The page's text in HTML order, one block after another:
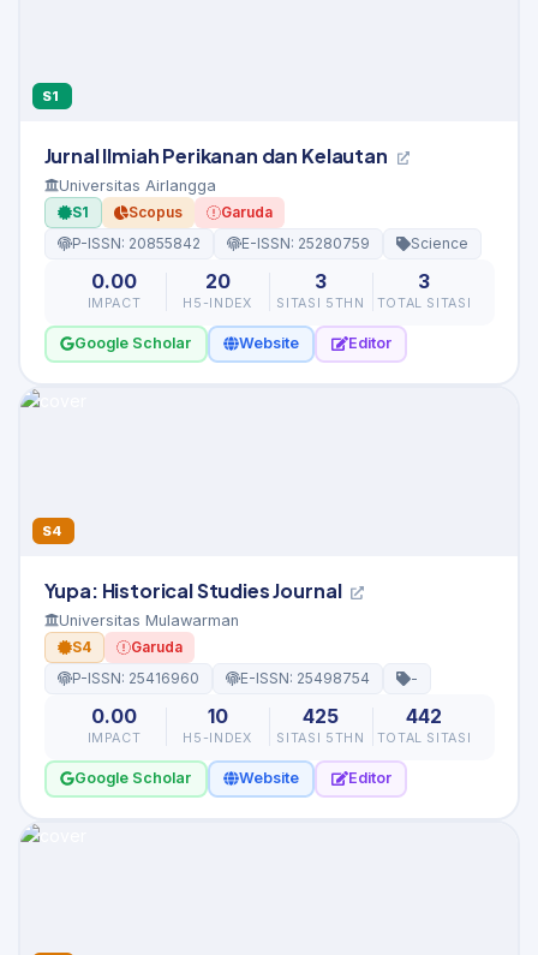
S1
Jurnal Ilmiah Perikanan dan Kelautan
Universitas Airlangga
S1
Scopus
Garuda
P-ISSN: 20855842
E-ISSN: 25280759 Science
0.00
IMPACT
20
H5-INDEX
3
SITASI 5THN
3
TOTAL SITASI
Google Scholar Website Editor
S4
Yupa: Historical Studies Journal
Universitas Mulawarman
S4
Garuda
P-ISSN: 25416960
E-ISSN: 25498754 -
0.00
IMPACT
10
H5-INDEX
425
SITASI 5THN
442
TOTAL SITASI
Google Scholar Website Editor